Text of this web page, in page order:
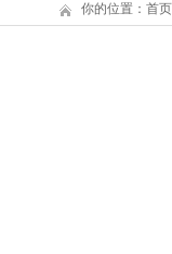
你的位置： 首页